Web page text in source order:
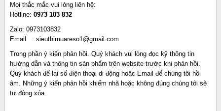
Mọi thắc mắc vui lòng liên hệ:
Hotline: 0973 103 832
Zalo: 0973103832
Email : sieuthimuareso1@gmail.com
Trong phần ý kiến phản hồi. Quý khách vui lòng đọc kỹ thông tin
hướng dẫn và thông tin sản phẩm trên website trước khi phản hồi.
Quý khách để lại số điện thoại di động hoặc Email để chúng tôi hồi
âm. Những ý kiến phản hồi khiếm nhã hoặc không đúng chúng tôi sẽ
tự động xóa.